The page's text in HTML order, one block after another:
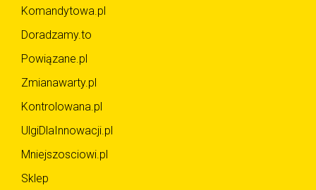
Komandytowa.pl
Doradzamy.to
Powiązane.pl
Zmianawarty.pl
Kontrolowana.pl
UlgiDlaInnowacji.pl
Mniejszosciowi.pl
Sklep